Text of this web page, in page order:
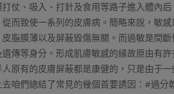
仗、吸入、打針及食用等路子進入體內
而致使一系列的皮膚病。簡略來說，敏
脂膜薄以及屏蔽毀傷無關。而過敏是間
傳等身分。形成肌膚敏感的緣故原由有
原有的皮膚屏蔽都是康健的，只是由于
咱們總結了常見的幾個首要誘因：#過